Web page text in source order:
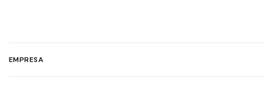
EMPRESA